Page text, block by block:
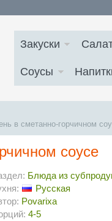
Закуски
Соусы
в сметанно-горчичном
соусе
Блюда из
Русская
Povarixa
4-5